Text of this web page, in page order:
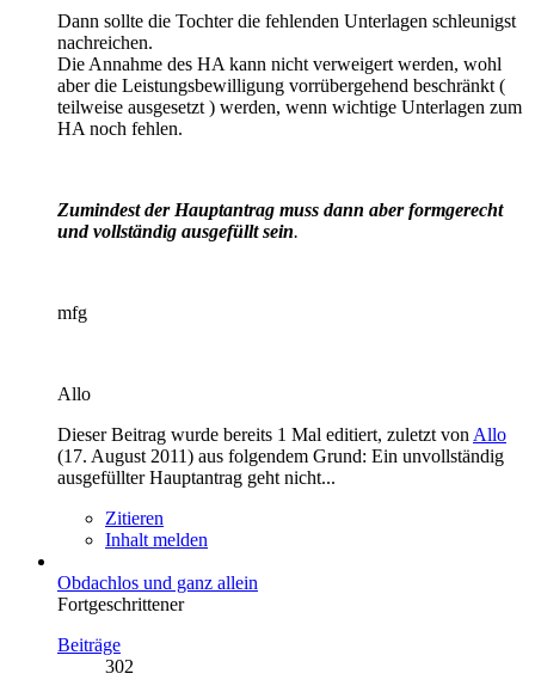
Dann sollte die Tochter die fehlenden Unterlagen schleunigst
nachreichen.
Die Annahme des HA kann nicht verweigert werden, wohl
aber die Leistungsbewilligung vorrübergehend beschränkt (
teilweise ausgesetzt ) werden, wenn wichtige Unterlagen zum
HA noch fehlen.
Zumindest der Hauptantrag muss dann aber formgerecht
und vollständig ausgefüllt sein.
mfg
Allo
Dieser Beitrag wurde bereits 1 Mal editiert, zuletzt von Allo
(17. August 2011) aus folgendem Grund: Ein unvollständig
ausgefüllter Hauptantrag geht nicht...
Zitieren
Inhalt melden
Obdachlos und ganz allein
Fortgeschrittener
Beiträge
302